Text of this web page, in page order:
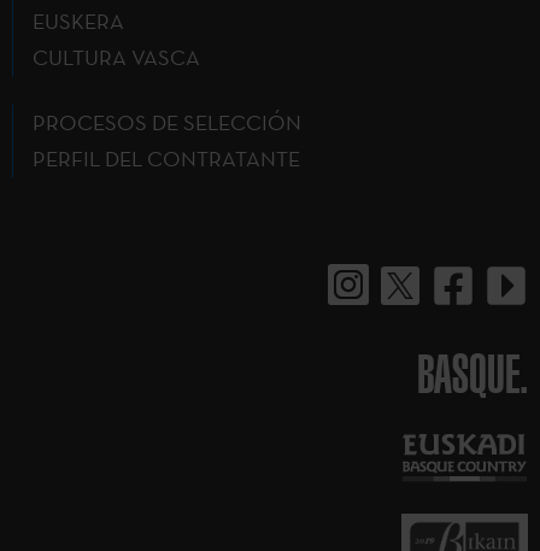
EUSKERA
CULTURA VASCA
PROCESOS DE SELECCIÓN
PERFIL DEL CONTRATANTE
BASQUE.